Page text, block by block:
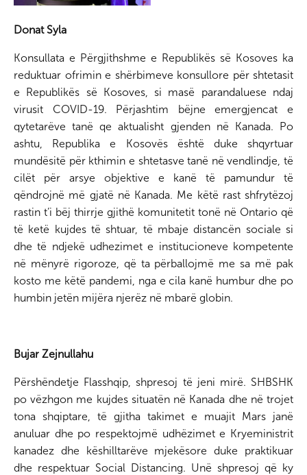
n
Donat Syla
Konsullata e Përgjithshme e Republikës së Kosoves ka
reduktuar ofrimin e shërbimeve konsullore për shtetasit
e Republikës së Kosoves, si masë parandaluese ndaj
virusit COVID-19. Përjashtim bëjne emergjencat e
qytetarëve tanë qe aktualisht gjenden në Kanada. Po
ashtu, Republika e Kosovës është duke shqyrtuar
mundësitë për kthimin e shtetasve tanë në vendlindje, të
cilët për arsye objektive e kanë të pamundur të
qëndrojnë më gjatë në Kanada. Me këtë rast shfrytëzoj
rastin t’i bëj thirrje gjithë komunitetit tonë në Ontario që
të ketë kujdes të shtuar, të mbaje distancën sociale si
dhe të ndjekë udhezimet e institucioneve kompetente
në mënyrë rigoroze, që ta përballojmë me sa më pak
kosto me këtë pandemi, nga e cila kanë humbur dhe po
humbin jetën mijëra njerëz në mbarë globin.
Bujar Zejnullahu
Përshëndetje Flasshqip, shpresoj të jeni mirë. SHBSHK
po vëzhgon me kujdes situatën në Kanada dhe në trojet
tona shqiptare, të gjitha takimet e muajit Mars janë
anuluar dhe po respektojmë udhëzimet e Kryeministrit
kanadez dhe këshilltarëve mjekësore duke praktikuar
dhe respektuar Social Distancing. Unë shpresoj që ky